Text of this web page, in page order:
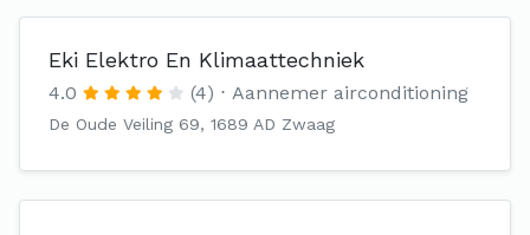
Eki Elektro En Klimaattechniek
4.0 (4) Aannemer airconditioning
De Oude Veiling 69, 1689 AD Zwaag